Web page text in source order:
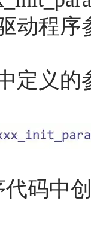
动程
定义的
码中